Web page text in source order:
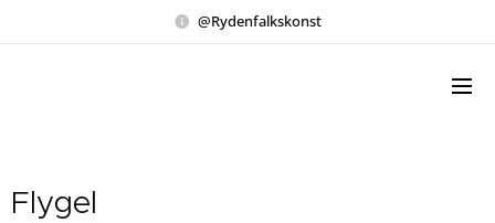
@Rydenfalkskonst
Flygel